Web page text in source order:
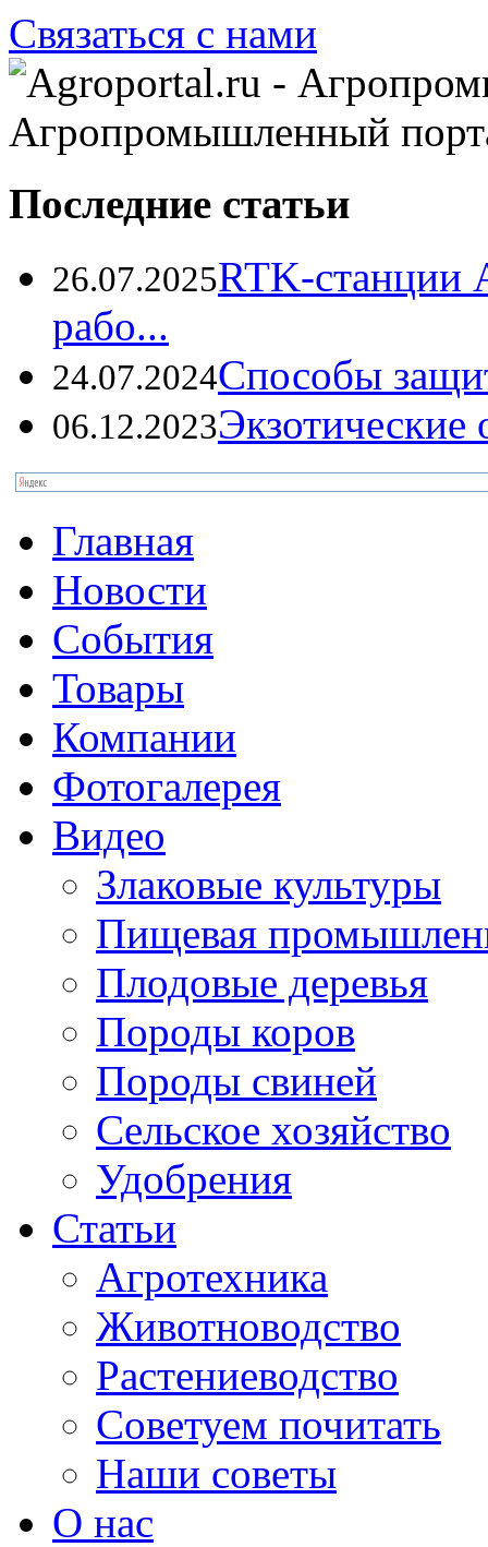
Связаться с нами
Агропромышленный
Последние статьи
26.07.2025RTK-станции
рабо...
24.07.2024Способы
06.12.2023
Главная
Новости
События
Товары
Компании
Фотогалерея
Видео
Злаковые культуры
Пищевая
Плодовые деревья
Породы коров
Породы свиней
Сельское хозяйство
Удобрения
Статьи
Агротехника
Животноводство
Растениеводство
Советуем почитать
Наши советы
О нас